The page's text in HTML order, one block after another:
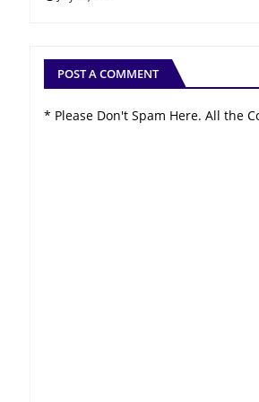
POST A COMMENT
* Please Don't Spam Here. All the